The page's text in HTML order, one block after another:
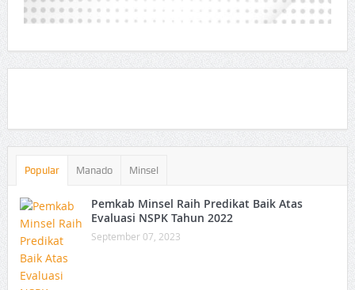
Popular Manado Minsel
Pemkab Minsel Raih Predikat Baik Atas
Evaluasi NSPK Tahun 2022
September 07, 2023